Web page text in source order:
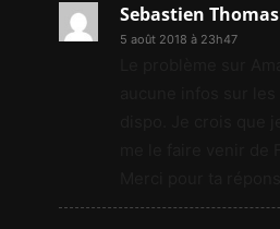
Sebastien Thomas
5 août 2018 à 23h47